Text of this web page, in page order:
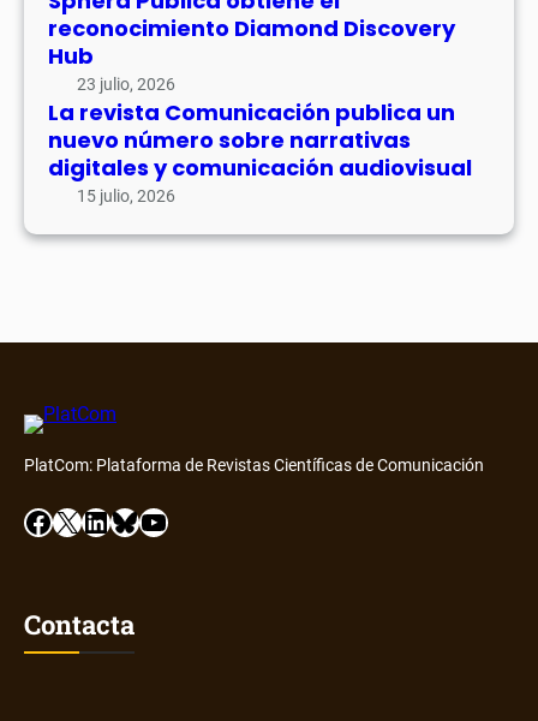
reconocimiento Diamond Discovery
Hub
23 julio, 2026
La revista Comunicación publica un
nuevo número sobre narrativas
digitales y comunicación audiovisual
15 julio, 2026
PlatCom: Plataforma de Revistas Científicas de Comunicación
Facebook X LinkedIn Bluesky YouTube
Contacta